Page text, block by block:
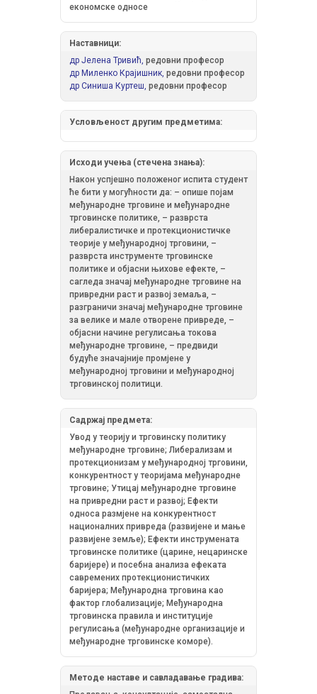
економске односе
Наставници:
др Јелена Тривић, редовни професор
др Миленко Крајишник, редовни професор
др Синиша Куртеш, редовни професор
Условљеност другим предметима:
Исходи учења (стечена знања):
Након успјешно положеног испита студент
ће бити у могућности да: – опише појам
међународне трговине и међународне
трговинске политике, – разврста
либералистичке и протекционистичке
теорије у међународној трговини, –
разврста инструменте трговинске
политике и објасни њихове ефекте, –
сагледа значај међународне трговине на
привредни раст и развој земаља, –
разграничи значај међународне трговине
за велике и мале отворене привреде, –
објасни начине регулисања токова
међународне трговине, – предвиди
будуће значајније промјене у
међународној трговини и међународној
трговинској политици.
Садржај предмета:
Увод у теорију и трговинску политику
међународне трговине; Либерализам и
протекционизам у међународној трговини,
конкурентност у теоријама међународне
трговине; Утицај међународне трговине
на привредни раст и развој; Ефекти
односа размјене на конкурентност
националних привреда (развијене и мање
развијене земље); Ефекти инструмената
трговинске политике (царине, нецаринске
баријере) и посебна анализа ефеката
савремених протекционистичких
баријера; Међународна трговина као
фактор глобализације; Међународна
трговинска правила и институције
регулисања (међународне организације и
међународне трговинске коморе).
Методе наставе и савладавање градива: